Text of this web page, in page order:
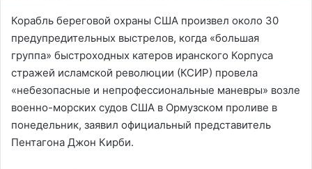
Корабль береговой охраны США произвел около 30
предупредительных выстрелов, когда «большая
группа» быстроходных катеров иранского Корпуса
стражей исламской революции (КСИР) провела
«небезопасные и непрофессиональные маневры» возле
военно-морских судов США в Ормузском проливе в
понедельник, заявил официальный представитель
Пентагона Джон Кирби.